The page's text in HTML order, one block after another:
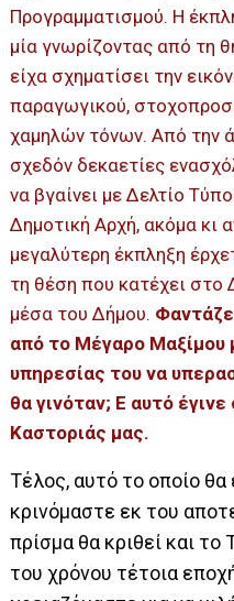
Προγραμματισμού. Η
μία γνωρίζοντας από τη
είχα σχηματίσει την
παραγωγικού,
χαμηλών τόνων. Από την
σχεδόν δεκαετίες
να βγαίνει με Δελτίο
Δημοτική Αρχή, ακόμα κι
μεγαλύτερη έκπληξη
τη θέση που κατέχει στο
μέσα του Δήμου.
από το Μέγαρο Μαξίμου
υπηρεσίας του να
θα γινόταν; Ε αυτό
Καστοριάς μας.
Τέλος, αυτό το οποίο θα
κρινόμαστε εκ του
πρίσμα θα κριθεί και
του χρόνου τέτοια